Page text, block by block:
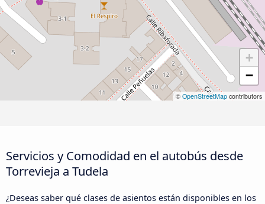
+
−
© OpenStreetMapcontributors
Servicios y Comodidad en el autobús desde
Torrevieja a Tudela
¿Deseas saber qué clases de asientos están disponibles en los